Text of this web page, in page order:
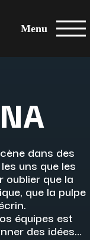
Menu
dans des
uns que les
que la
que la pulpe
équipes est
des idées…